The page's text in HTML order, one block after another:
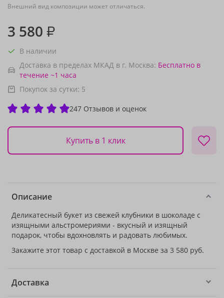
Внешний вид композиции может отличаться.
3 580 ₽
В наличии
Доставка в пределах МКАД в г. Москва: Бесплатно в
течение ~1 часа
Покупок за сутки: 5
247 Отзывов и оценок
Купить в 1 клик
Описание
Деликатесный букет из свежей клубники в шоколаде с
изящными альстромериями - вкусный и изящный
подарок, чтобы вдохновлять и радовать любимых.
Закажите этот товар с доставкой в Москве за 3 580 руб.
Доставка